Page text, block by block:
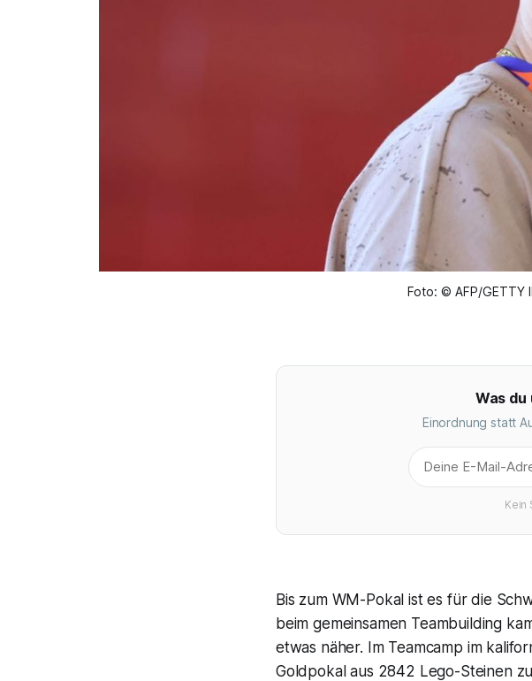
Foto: © AFP/GETTY
Was du
Einordnung statt
Kein
Bis zum WM-Pokal ist es für die
beim gemeinsamen Teambuilding
etwas näher. Im Teamcamp im
Goldpokal aus 2842 Lego-Steinen